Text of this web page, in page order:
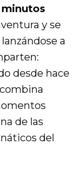
y se
a
desde hace
de las
del